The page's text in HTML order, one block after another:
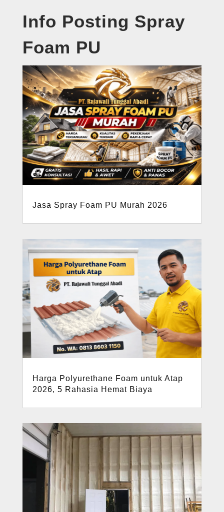
Info Posting Spray
Foam PU
Jasa Spray Foam PU Murah 2026
Harga Polyurethane Foam untuk Atap
2026, 5 Rahasia Hemat Biaya